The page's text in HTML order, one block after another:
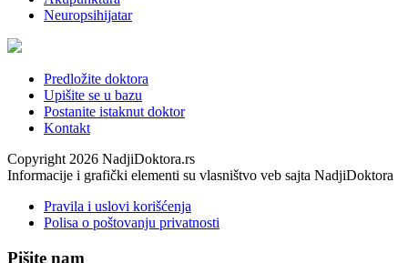
Neuropsihijatar
Predložite doktora
Upišite se u bazu
Postanite istaknut doktor
Kontakt
Copyright 2026 NadjiDoktora.rs
Informacije i grafički elementi su vlasništvo veb sajta NadjiDoktora
Pravila i uslovi korišćenja
Polisa o poštovanju privatnosti
Pišite nam